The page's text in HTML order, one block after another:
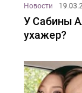
Новости
У Сабины
ухажер?